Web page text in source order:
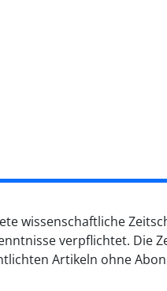
wissenschaftliche
verpflichtet. Die
Artikeln ohne